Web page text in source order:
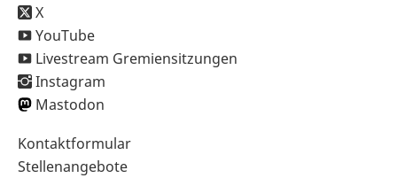
X
YouTube
Livestream Gremiensitzungen
Instagram
Mastodon
Sekundärnavigation
im
Kontaktformular
Stellenangebote